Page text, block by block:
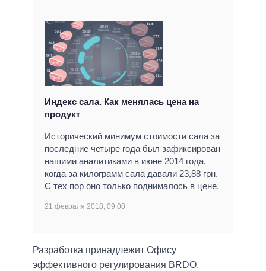
Индекс сала. Как менялась цена на
продукт
Исторический минимум стоимости сала за
последние четыре года был зафиксирован
нашими аналитиками в июне 2014 года,
когда за килограмм сала давали 23,88 грн.
С тех пор оно только поднималось в цене.
21 февраля 2018, 09:00
Разработка принадлежит Офису
эффективного регулирования BRDO.